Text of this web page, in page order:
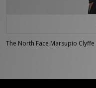
The North Face Marsupio Clyffe